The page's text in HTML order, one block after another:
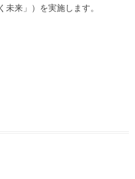
来」）を実施します。